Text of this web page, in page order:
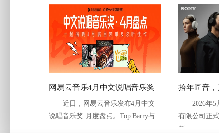
还给每个人
网易云音乐4月中文说唱音乐奖
月度盘点 加木、万妮达、
近日，网易云音乐发布4月中文
说唱音乐奖·月度盘点。Top Barry与...
拾年匠音
1000X系
1000X十周
2026年5
有限公司正
版...